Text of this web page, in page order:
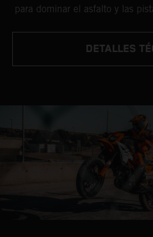
para dominar el asfalto y las
DETALLES